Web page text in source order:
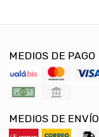
MEDIOS DE PAGO
MEDIOS DE ENVÍO